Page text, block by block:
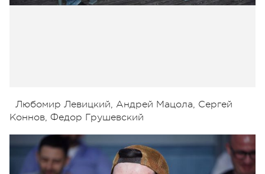
Любомир Левицкий, Андрей Мацола, Сергей
Коннов, Федор Грушевский